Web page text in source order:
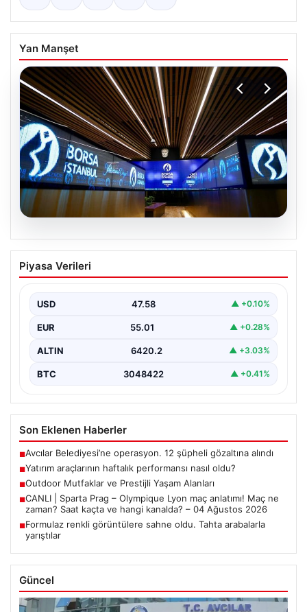
Yan Manşet
Yatırım araçlarının haftalık performansı
nasıl oldu?
Piyasa Verileri
USD 47.58 ▲ +0.10%
EUR 55.01 ▲ +0.28%
ALTIN 6420.2 ▲ +3.03%
BTC 3048422 ▲ +0.41%
Son Eklenen Haberler
■Avcılar Belediyesi’ne operasyon. 12 şüpheli gözaltına alındı
■Yatırım araçlarının haftalık performansı nasıl oldu?
■Outdoor Mutfaklar ve Prestijli Yaşam Alanları
■CANLI | Sparta Prag – Olympique Lyon maç anlatımı! Maç ne
zaman? Saat kaçta ve hangi kanalda? – 04 Ağustos 2026
■Formulaz renkli görüntülere sahne oldu. Tahta arabalarla
yarıştılar
Güncel